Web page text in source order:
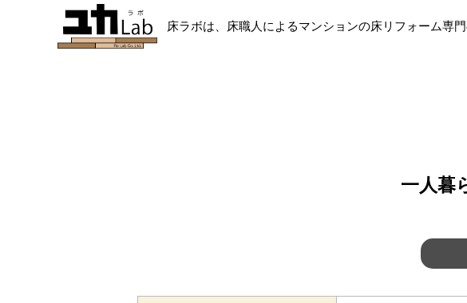
床ラボは、床職人によるマンションの床リフォーム専門
一人暮